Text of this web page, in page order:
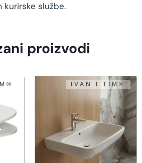
kurirske službe.
proizvodi